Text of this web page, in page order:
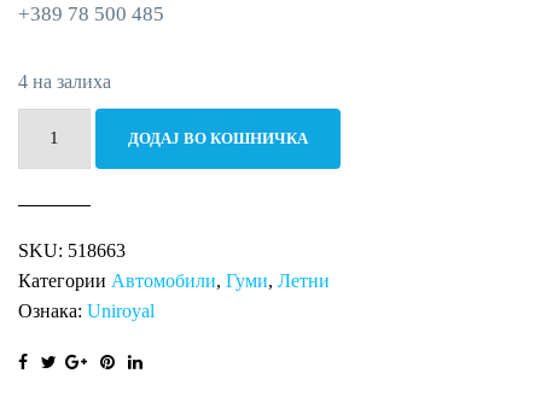
+389 78 500 485
4 на залиха
ДОДАЈ ВО КОШНИЧКА
SKU: 518663
Категории Автомобили, Гуми, Летни
Ознака: Uniroyal